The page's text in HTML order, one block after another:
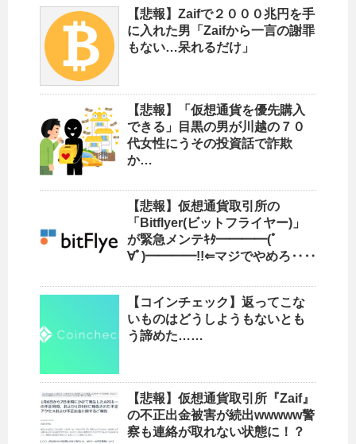
【悲報】Zaifで２０００兆円を手
に入れた男「Zaifから一言の謝罪
もない…呆れるだけ」
【悲報】「仮想通貨を優先購入
できる」目黒の男が川越の７０
代女性にうその投資話で詐欺
か…
【悲報】仮想通貨取引所の
「Bitflyer(ビットフライヤー)」
が緊急メンテｷﾀ━━━━(ﾟ
∀ﾟ)━━━━!!⇐マジでやめろ‥‥
【コインチェック】返ってこな
いものはどうしようもないとも
う諦めた……
【悲報】仮想通貨取引所『Zaif』
の不正出金被害が続出wwwww警
察も連絡が取れない状態に！？